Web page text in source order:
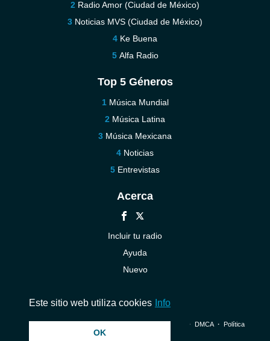
Radio Amor (Ciudad de México)
Noticias MVS (Ciudad de México)
Ke Buena
Alfa Radio
Top 5 Géneros
Música Mundial
Música Latina
Música Mexicana
Noticias
Entrevistas
Acerca
Incluir tu radio
Ayuda
Nuevo
© 2026 InstantAudio. Reservados todos los derechos. ・ DMCA・ Política
Este sitio web utiliza cookies Info
OK